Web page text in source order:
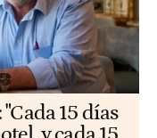
15 días